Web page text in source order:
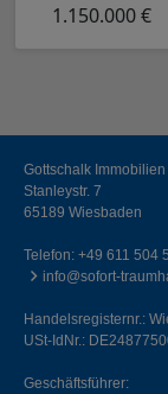
1.150.000 €
Gottschalk
Stanleystr. 7
65189 Wiesbaden
Telefon: +49 611 504
info@sofort-
Handelsregisternr.:
USt-IdNr.:
Geschäftsführer: